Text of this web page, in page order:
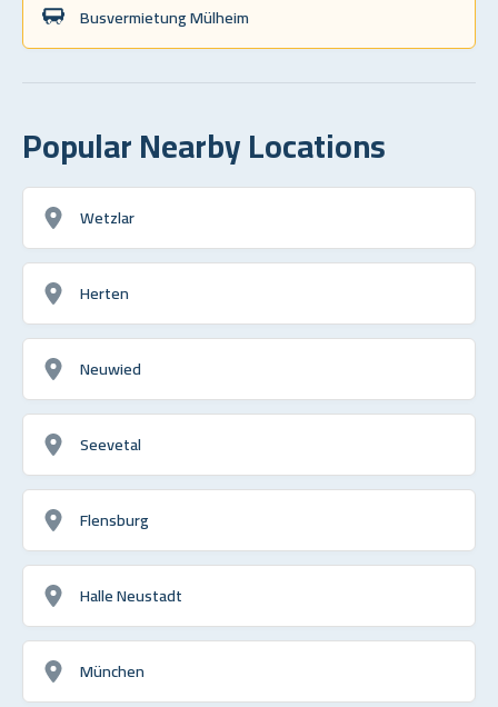
Busvermietung Mülheim
Popular Nearby Locations
Wetzlar
Herten
Neuwied
Seevetal
Flensburg
Halle Neustadt
München